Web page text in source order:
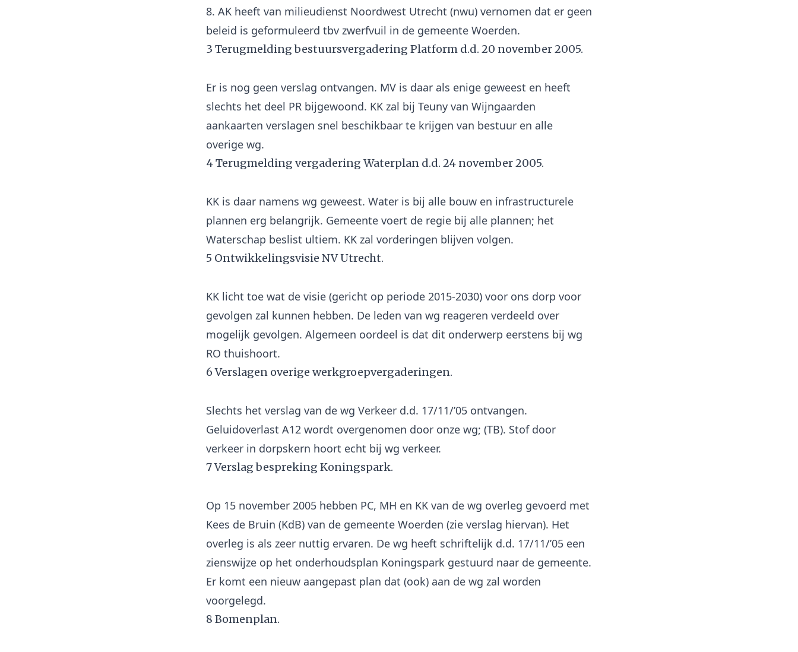
8. AK heeft van milieudienst Noordwest Utrecht (nwu) vernomen dat er geen
3 Terugmelding bestuursvergadering Platform d.d. 20 november 2005.
Er is nog geen verslag ontvangen. MV is daar als enige geweest en heeft
slechts het deel PR bijgewoond. KK zal bij Teuny van Wijngaarden
aankaarten verslagen snel beschikbaar te krijgen van bestuur en alle
4 Terugmelding vergadering Waterplan d.d. 24 november 2005.
KK is daar namens wg geweest. Water is bij alle bouw en infrastructurele
plannen erg belangrijk. Gemeente voert de regie bij alle plannen; het
5 Ontwikkelingsvisie NV Utrecht.
KK licht toe wat de visie (gericht op periode 2015-2030) voor ons dorp voor
gevolgen zal kunnen hebben. De leden van wg reageren verdeeld over
mogelijk gevolgen. Algemeen oordeel is dat dit onderwerp eerstens bij wg
6 Verslagen overige werkgroepvergaderingen.
Slechts het verslag van de wg Verkeer d.d. 17/11/’05 ontvangen.
Geluidoverlast A12 wordt overgenomen door onze wg; (TB). Stof door
7 Verslag bespreking Koningspark.
Op 15 november 2005 hebben PC, MH en KK van de wg overleg gevoerd met
Kees de Bruin (KdB) van de gemeente Woerden (zie verslag hiervan). Het
overleg is als zeer nuttig ervaren. De wg heeft schriftelijk d.d. 17/11/’05 een
zienswijze op het onderhoudsplan Koningspark gestuurd naar de gemeente.
Er komt een nieuw aangepast plan dat (ook) aan de wg zal worden
8 Bomenplan.